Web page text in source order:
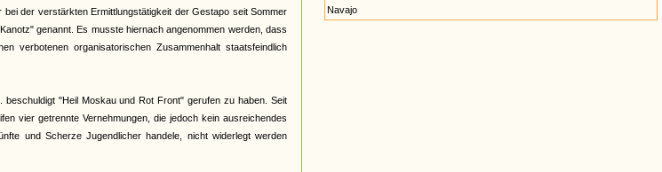
der verstärkten Ermittlungstätigkeit der Gestapo seit Sommer
genannt. Es musste hiernach angenommen werden, dass
verbotenen organisatorischen Zusammenhalt staatsfeindlich
"Heil Moskau und Rot Front" gerufen zu haben. Seit
vier getrennte Vernehmungen, die jedoch kein ausreichendes
und Scherze Jugendlicher handele, nicht widerlegt werden
Navajo